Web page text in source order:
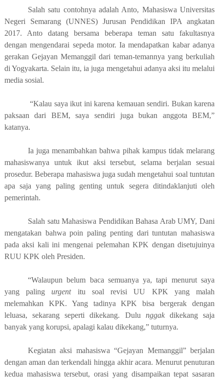
Salah satu contohnya adalah Anto, MahasiswaUniversitas
Negeri Semarang (UNNES)Jurusan Pendidikan IPA angkatan
2017. Anto datang bersama beberapa teman satu fakultasnya
dengan mengendarai sepeda motor. Ia mendapatkan kabar adanya
gerakan Gejayan Memanggil dari teman-temannya yang berkuliah
di Yogyakarta. Selain itu, ia juga mengetahui adanya aksi itu melalui
media sosial.
“Kalau saya ikut ini karena kemauan sendiri. Bukan karena
paksaan dari BEM, saya sendiri juga bukan anggota BEM,”
katanya.
Ia juga menambahkanbahwa pihak kampus tidak melarang
mahasiswanya untuk ikut aksi tersebut, selama berjalan sesuai
prosedur. Beberapa mahasiswa juga sudah mengetahui soal tuntutan
apa saja yang paling genting untuk segera ditindaklanjuti oleh
pemerintah.
Salah satu Mahasiswa Pendidikan Bahasa Arab UMY, Dani
mengatakan bahwapoin paling penting dari tuntutan mahasiswa
pada aksi kali ini mengenai pelemahan KPK dengan disetujuinya
RUU KPK oleh Presiden.
“Walaupun belum baca semuanya ya, tapi menurut saya
yang palingurgentitu soal revisi UU KPK yang malah
melemahkan KPK. Yang tadinya KPK bisa bergerak dengan
leluasa, sekarang seperti dikekang. Dulu nggakdikekangsaja
banyak yang korupsi, apalagi kalau dikekang,” tuturnya.
Kegiatan aksi mahasiswa “Gejayan Memanggil” berjalan
dengan aman dan terkendali hingga akhir acara. Menurut penuturan
kedua mahasiswa tersebut, orasi yang disampaikan tepat sasaran